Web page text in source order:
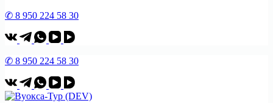
✆ 8 950 224 58 30
✆ 8 950 224 58 30